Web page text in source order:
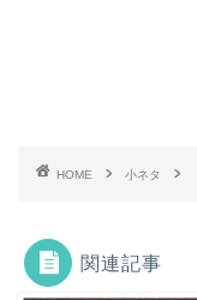
HOME 小ネタ
関連記事